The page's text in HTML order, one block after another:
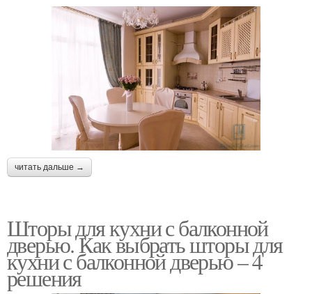
читать дальше →
Шторы для кухни с балконной
дверью. Как выбрать шторы для
кухни с балконной дверью – 4
решения